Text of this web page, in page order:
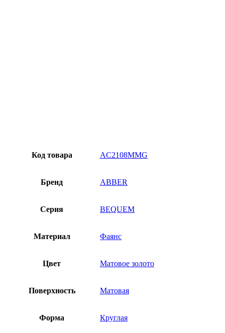
Код товара AC2108MMG
Бренд ABBER
Серия BEQUEM
Материал Фаянс
Цвет Матовое золото
Поверхность Матовая
Форма Круглая